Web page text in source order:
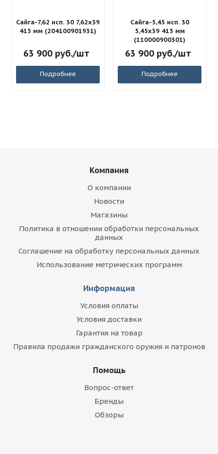
Сайга-7,62 исп. 30 7,62x39
415 мм (204100901931)
63 900руб./шт
Подробнее
Сайга-5,45 исп. 30
5,45x39 415 мм
(110000900301)
63 900руб./шт
Подробнее
Компания
О компании
Новости
Магазины
Политика в отношении обработки персональных
данных
Соглашение на обработку персональных данных
Использование метрических программ
Информация
Условия оплаты
Условия доставки
Гарантия на товар
Правила продажи гражданского оружия и патронов
Помощь
Вопрос-ответ
Бренды
Обзоры